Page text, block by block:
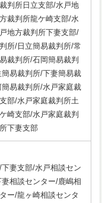
判所日立支部/水戸地
裁判所龍ケ崎支部/水
地方裁判所下妻支部/
所/日立簡易裁判所/常
裁判所/石岡簡易裁判
易裁判所/下妻簡易裁
易裁判所/水戸家庭裁
部/水戸家庭裁判所土
崎支部/水戸家庭裁判
下妻支部
妻支部/水戸相談セン
相談センター/鹿嶋相
ー/龍ヶ崎相談センタ